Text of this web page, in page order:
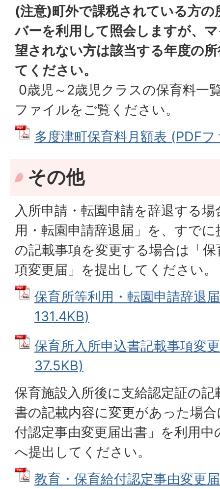
(注意)町外で課税されている方
バーを利用して照会しますが、
望されない方は該当する年度の
てください。
0歳児～2歳児クラスの保育料一
ファイルをご覧ください。
多度津町保育料月額表 (PDF
その他
入所申請・転園申請を辞退する
用・転園申請辞退届」を、すで
の記載事項を変更する場合は「
項変更届」を提出してください。
保育所等利用・転園申請辞退
131.4KB)
保育所入所申込書記載事項変
37.5KB)
保育施設入所後に支給認定証の
書の記載内容に変更があった場
付認定事由変更届出書」を利用
へ提出してください。
教育・保育給付認定事由変更